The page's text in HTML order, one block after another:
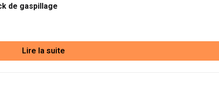
de gaspillage
Lire la suite